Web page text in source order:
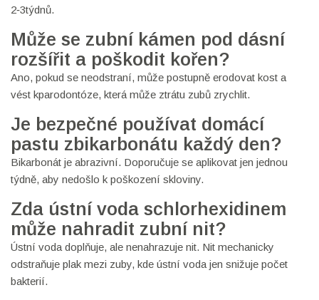
2‑3týdnů.
Může se zubní kámen pod dásní
rozšířit a poškodit kořen?
Ano, pokud se neodstraní, může postupně erodovat kost a
vést kparodontóze, která může ztrátu zubů zrychlit.
Je bezpečné používat domácí
pastu zbikarbonátu každý den?
Bikarbonát je abrazivní. Doporučuje se aplikovat jen jednou
týdně, aby nedošlo k poškození skloviny.
Zda ústní voda schlorhexidinem
může nahradit zubní nit?
Ústní voda doplňuje, ale nenahrazuje nit. Nit mechanicky
odstraňuje plak mezi zuby, kde ústní voda jen snižuje počet
bakterií.